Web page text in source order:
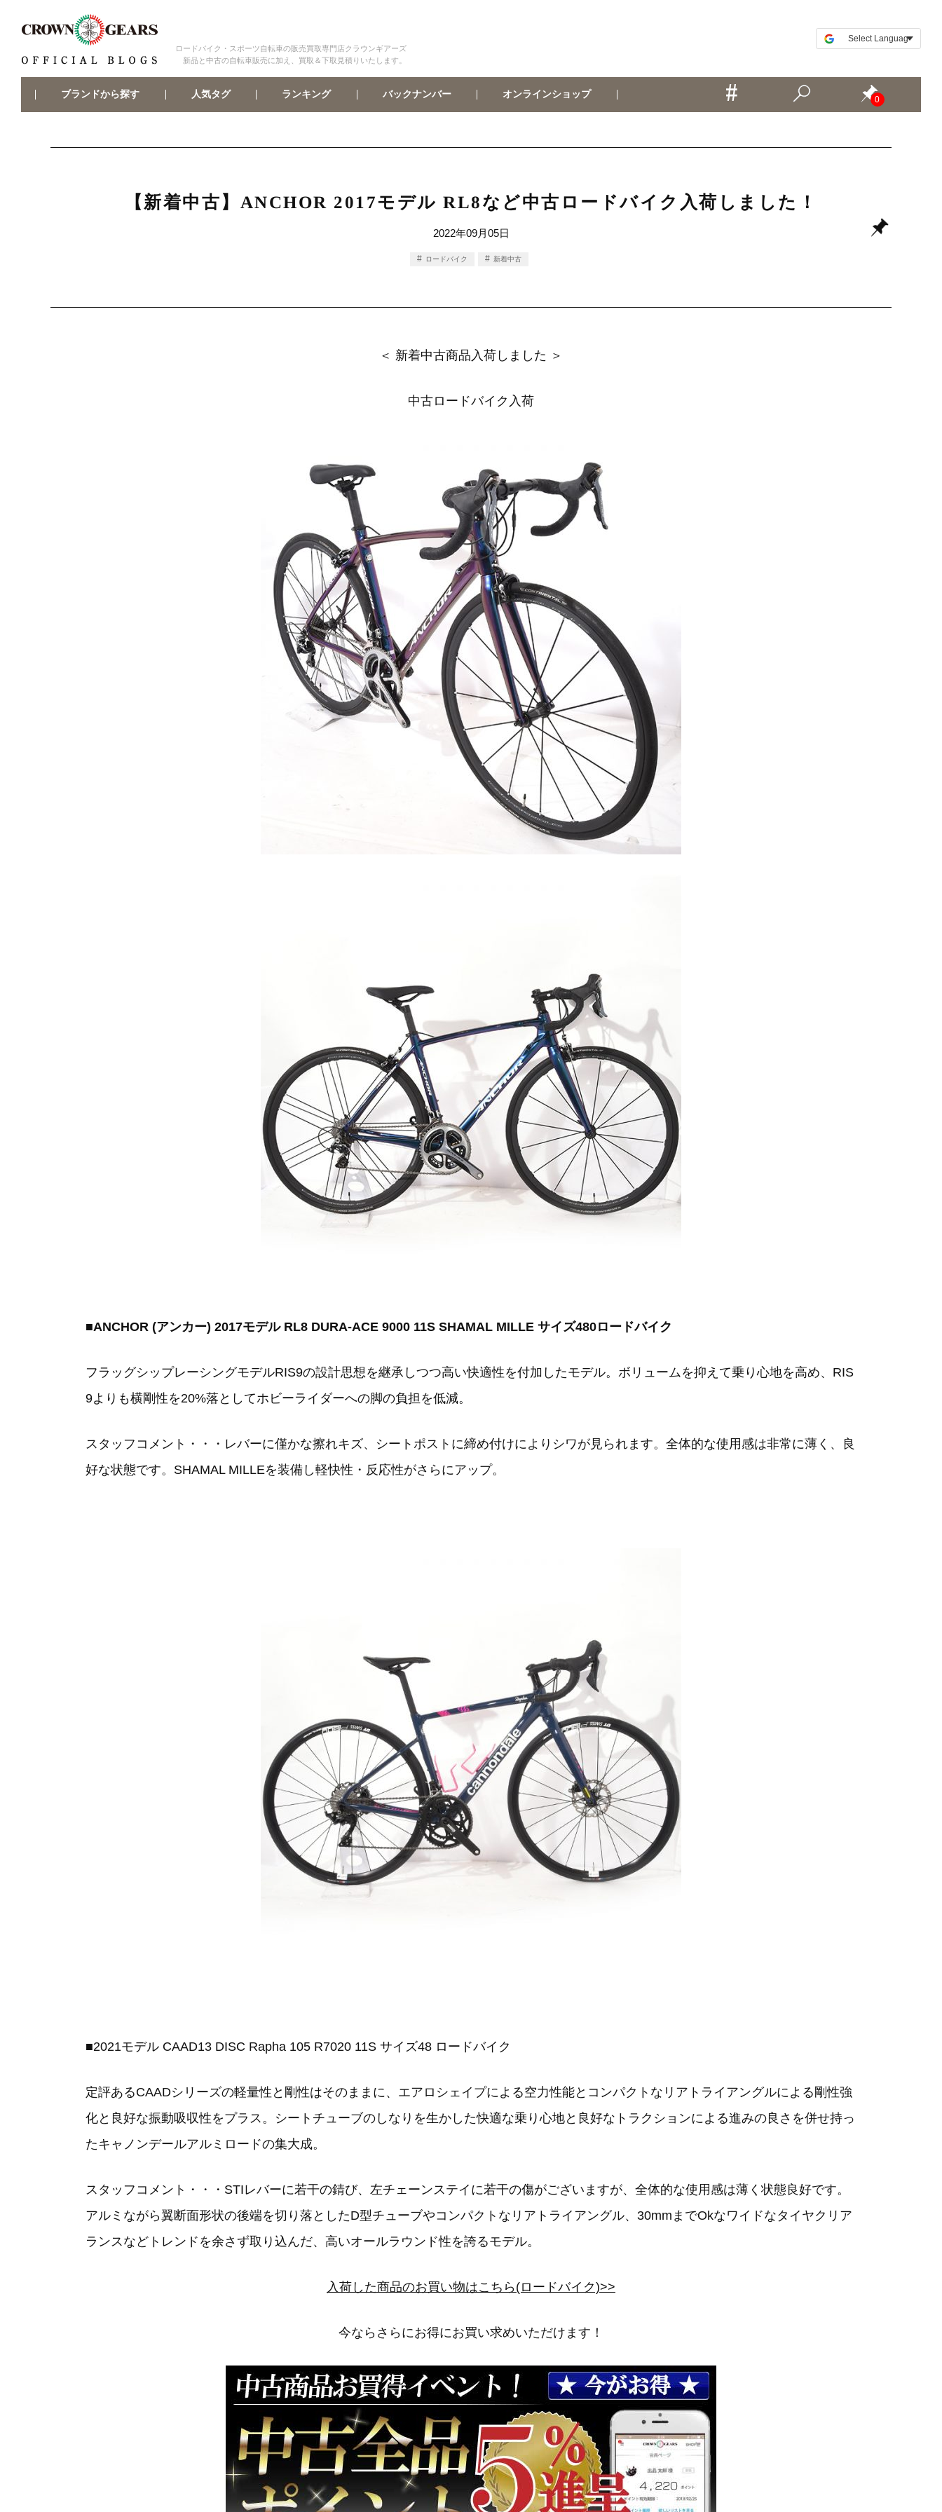
ロードバイク・スポーツ自転車の販売買取専門店クラウンギアーズ
新品と中古の自転車販売に加え、買取＆下取見積りいたします。
ブランドから探す 人気タグ ランキング バックナンバー オンラインショップ 0
【新着中古】ANCHOR 2017モデル RL8など中古ロードバイク入荷しました！
2022年09月05日
ロードバイク 新着中古
＜ 新着中古商品入荷しました ＞
中古ロードバイク入荷
■ANCHOR (アンカー) 2017モデル RL8 DURA-ACE 9000 11S SHAMAL MILLE サイズ480ロードバイク
フラッグシップレーシングモデルRIS9の設計思想を継承しつつ高い快適性を付加したモデル。ボリュームを抑えて乗り心地を高め、RIS
9よりも横剛性を20%落としてホビーライダーへの脚の負担を低減。
スタッフコメント・・・レバーに僅かな擦れキズ、シートポストに締め付けによりシワが見られます。全体的な使用感は非常に薄く、良
好な状態です。SHAMAL MILLEを装備し軽快性・反応性がさらにアップ。
■2021モデル CAAD13 DISC Rapha 105 R7020 11S サイズ48 ロードバイク
定評あるCAADシリーズの軽量性と剛性はそのままに、エアロシェイプによる空力性能とコンパクトなリアトライアングルによる剛性強
化と良好な振動吸収性をプラス。シートチューブのしなりを生かした快適な乗り心地と良好なトラクションによる進みの良さを併せ持っ
たキャノンデールアルミロードの集大成。
スタッフコメント・・・STIレバーに若干の錆び、左チェーンステイに若干の傷がございますが、全体的な使用感は薄く状態良好です。
アルミながら翼断面形状の後端を切り落としたD型チューブやコンパクトなリアトライアングル、30mmまでOkなワイドなタイヤクリア
ランスなどトレンドを余さず取り込んだ、高いオールラウンド性を誇るモデル。
入荷した商品のお買い物はこちら(ロードバイク)>>
今ならさらにお得にお買い求めいただけます！